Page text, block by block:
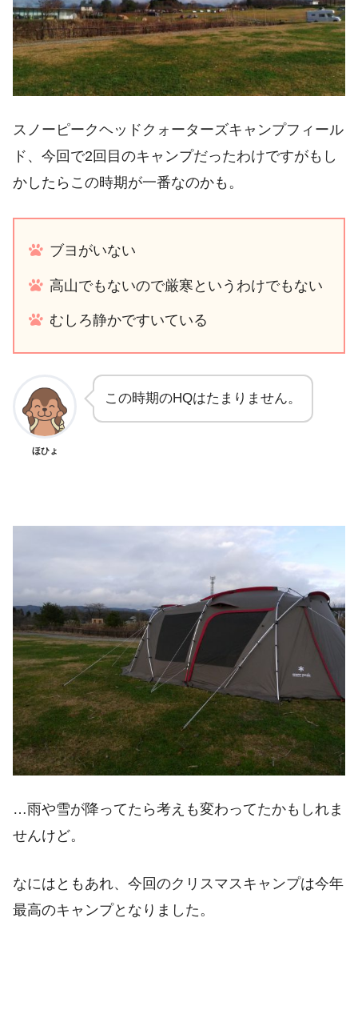
スノーピークヘッドクォーターズキャンプフィール
ド、今回で2回目のキャンプだったわけですがもし
かしたらこの時期が一番なのかも。
ブヨがいない
高山でもないので厳寒というわけでもない
むしろ静かですいている
ほひょ
この時期のHQはたまりません。
…雨や雪が降ってたら考えも変わってたかもしれま
せんけど。
なにはともあれ、今回のクリスマスキャンプは今年
最高のキャンプとなりました。